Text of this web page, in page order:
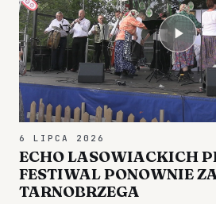
6 LIPCA 2026
ECHO LASOWIACKICH
FESTIWAL PONOWNIE
TARNOBRZEGA